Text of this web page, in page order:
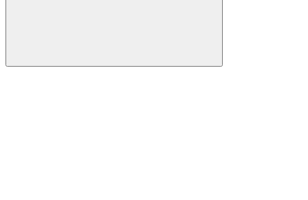
Buscar